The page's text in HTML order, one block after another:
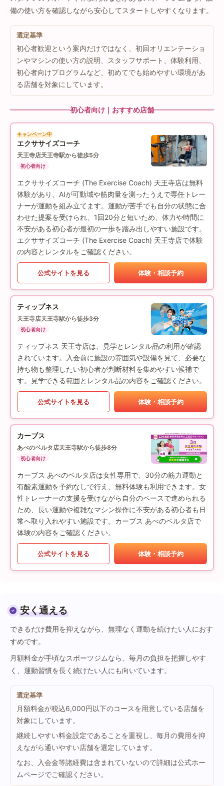
備の使い方を確認しながら安心してスタートしやすくなります。
選定基準
初心者歓迎という案内だけではなく、初回オリエンテーショ
ンやマシンの使い方の説明、スタッフサポート、体験利用、
初心者向けプログラムなど、初めてでも始めやすい環境があ
る店舗を対象にしています。
初心者向け｜おすすめ店舗
キャンペーン中
エクササイズコーチ
天王寺店天王寺駅から徒歩5分
初心者向け
エクササイズコーチ (The Exercise Coach) 天王寺店は無料
体験があり、AIが可動域や筋肉量を測ったうえで専任トレー
ナーが運動を組み立てます。運動が苦手でも自分の状態に合
わせた提案を受けられ、1回20分と短いため、体力や時間に
不安がある初心者が最初の一歩を踏み出しやすい施設です。
エクササイズコーチ (The Exercise Coach) 天王寺店で体験
の内容とレンタルをご確認ください。
公式サイトを見る 体験・相談予約
ティップネス
天王寺店天王寺駅から徒歩3分
初心者向け
ティップネス 天王寺店は、見学とレンタル品の利用が確認
されています。入会前に施設の雰囲気や設備を見て、必要な
持ち物も整理したい初心者が判断材料を集めやすい候補で
す。見学できる範囲とレンタル品の内容をご確認ください。
公式サイトを見る 体験・相談予約
カーブス
あべのベルタ店天王寺駅から徒歩8分
初心者向け
カーブス あべのベルタ店は女性専用で、30分の筋力運動と
有酸素運動を予約なしで行え、無料体験も利用できます。女
性トレーナーの支援を受けながら自分のペースで進められる
ため、長い運動や複雑なマシン操作に不安がある初心者も日
常へ取り入れやすい施設です。カーブス あべのベルタ店で
体験の内容をご確認ください。
公式サイトを見る 体験・相談予約
安く通える
できるだけ費用を抑えながら、無理なく運動を続けたい人におす
すめです。
月額料金が手頃なスポーツジムなら、毎月の負担を把握しやす
く、運動習慣を長く続けたい人にも向いています。
選定基準
月額料金が税込6,000円以下のコースを用意している店舗を
対象にしています。
継続しやすい料金設定であることを重視し、毎月の費用を抑
えながら通いやすい店舗を選定しています。
なお、入会金等諸経費は含まれていないので詳細は公式ホー
ムページでご確認ください。